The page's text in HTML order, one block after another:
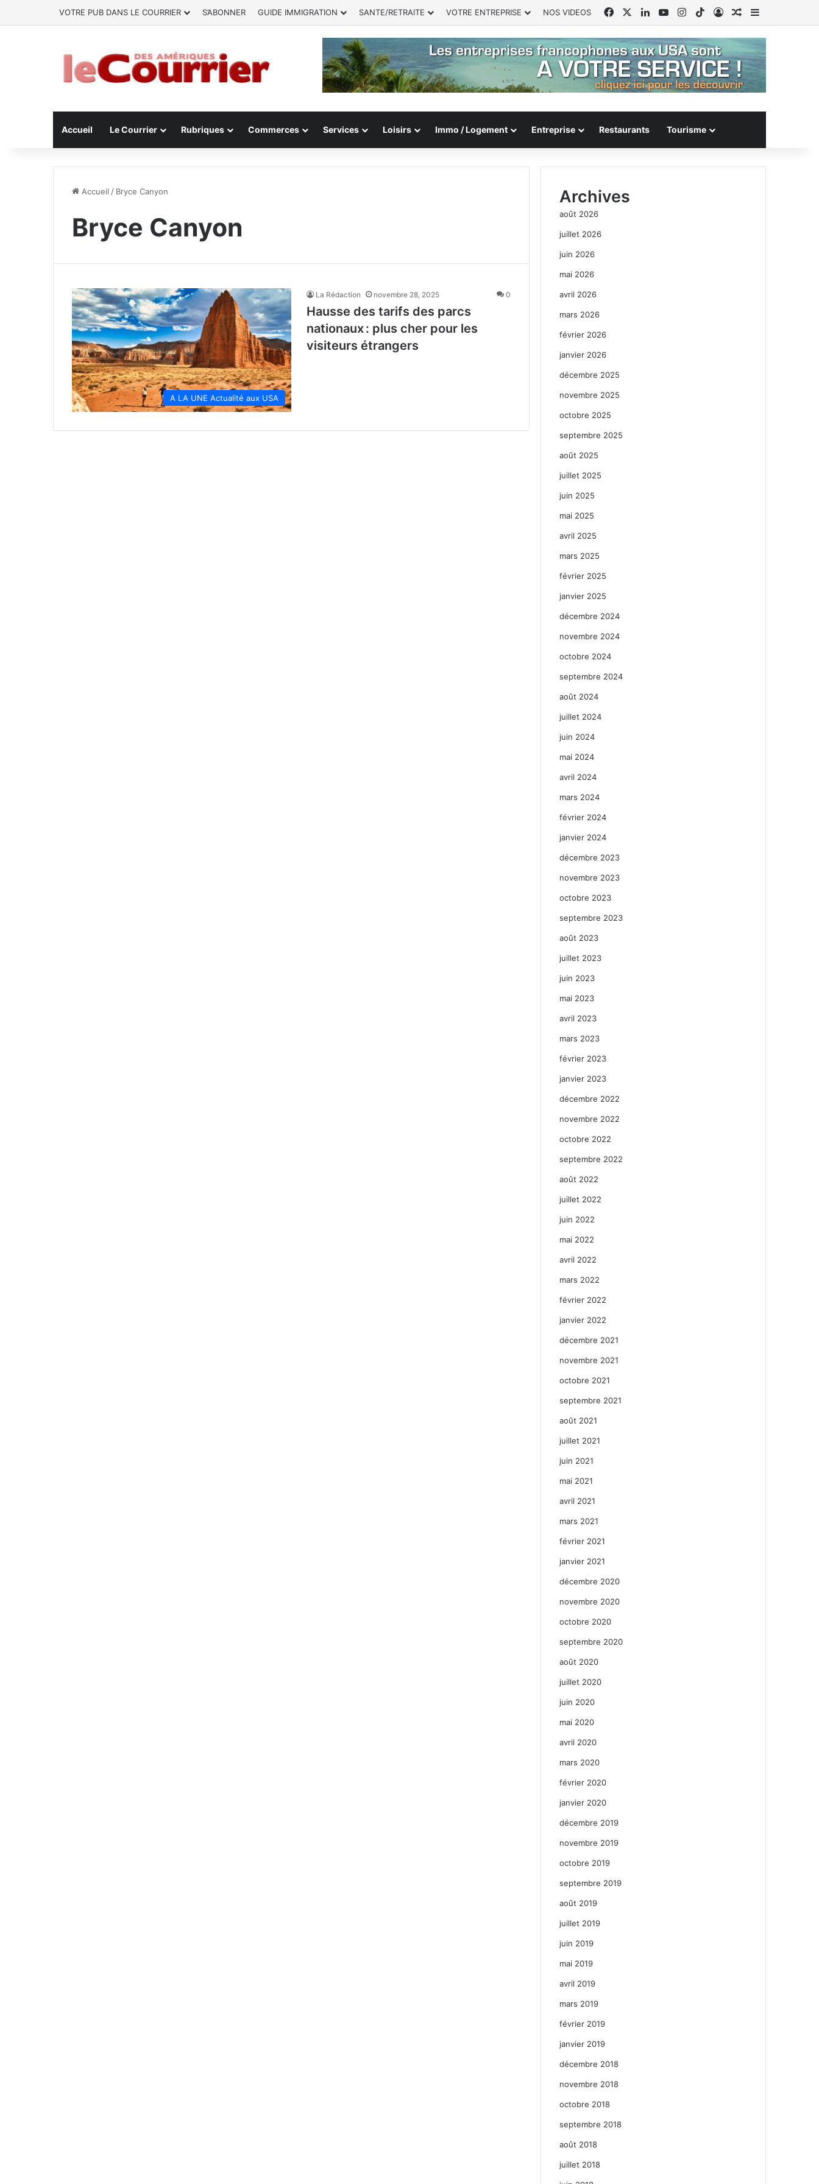
VOTRE PUB DANS LE COURRIER S’ABONNER GUIDE IMMIGRATION SANTE/RETRAITE VOTRE ENTREPRISE NOS VIDEOS FacebookLinkedinYouTubeInstagram
TikTokConnexion
Article Aléatoire
Sidebar
Accueil Le Courrier Rubriques Commerces Services Loisirs Immo / Logement Entreprise Restaurants Tourisme
Accueil / Bryce Canyon
Bryce Canyon
A LA UNE Actualité aux USA
La Rédaction novembre 28, 2025 0
Hausse des tarifs des parcs
nationaux : plus cher pour les
visiteurs étrangers
Archives
août 2026
juillet 2026
juin 2026
mai 2026
avril 2026
mars 2026
février 2026
janvier 2026
décembre 2025
novembre 2025
octobre 2025
septembre 2025
août 2025
juillet 2025
juin 2025
mai 2025
avril 2025
mars 2025
février 2025
janvier 2025
décembre 2024
novembre 2024
octobre 2024
septembre 2024
août 2024
juillet 2024
juin 2024
mai 2024
avril 2024
mars 2024
février 2024
janvier 2024
décembre 2023
novembre 2023
octobre 2023
septembre 2023
août 2023
juillet 2023
juin 2023
mai 2023
avril 2023
mars 2023
février 2023
janvier 2023
décembre 2022
novembre 2022
octobre 2022
septembre 2022
août 2022
juillet 2022
juin 2022
mai 2022
avril 2022
mars 2022
février 2022
janvier 2022
décembre 2021
novembre 2021
octobre 2021
septembre 2021
août 2021
juillet 2021
juin 2021
mai 2021
avril 2021
mars 2021
février 2021
janvier 2021
décembre 2020
novembre 2020
octobre 2020
septembre 2020
août 2020
juillet 2020
juin 2020
mai 2020
avril 2020
mars 2020
février 2020
janvier 2020
décembre 2019
novembre 2019
octobre 2019
septembre 2019
août 2019
juillet 2019
juin 2019
mai 2019
avril 2019
mars 2019
février 2019
janvier 2019
décembre 2018
novembre 2018
octobre 2018
septembre 2018
août 2018
juillet 2018